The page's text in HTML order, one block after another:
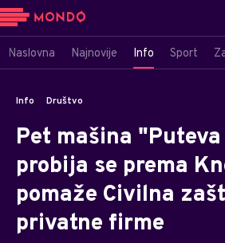
Naslovna Najnovije Info Sport
Info Društvo
Pet mašina "Puteva
probija se prema
pomaže Civilna
privatne firme